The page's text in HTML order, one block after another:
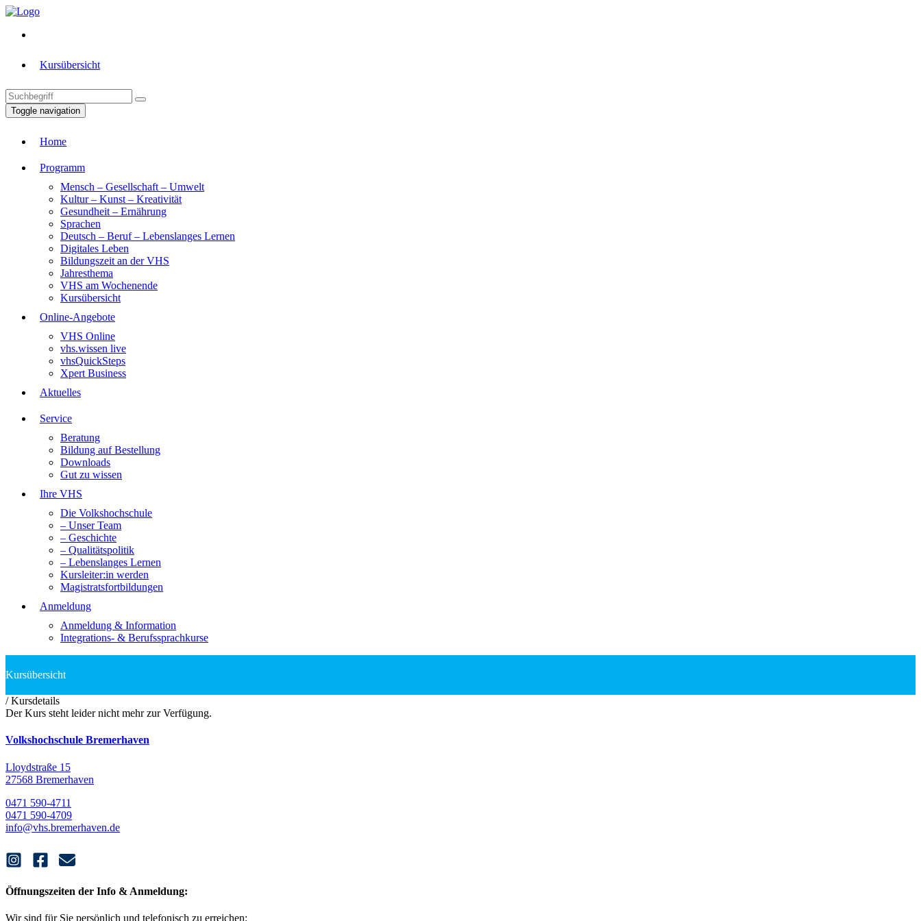
Kursübersicht
Toggle navigation
Home
Programm
Mensch – Gesellschaft – Umwelt
Kultur – Kunst – Kreativität
Gesundheit – Ernährung
Sprachen
Deutsch – Beruf – Lebenslanges Lernen
Digitales Leben
Bildungszeit an der VHS
Jahresthema
VHS am Wochenende
Kursübersicht
Online-Angebote
VHS Online
vhs.wissen live
vhsQuickSteps
Xpert Business
Aktuelles
Service
Beratung
Bildung auf Bestellung
Downloads
Gut zu wissen
Ihre VHS
Die Volkshochschule
– Unser Team
– Geschichte
– Qualitätspolitik
– Lebenslanges Lernen
Kursleiter:in werden
Magistratsfortbildungen
Anmeldung
Anmeldung & Information
Integrations- & Berufssprachkurse
/Kursdetails
Der Kurs steht leider nicht mehr zur Verfügung.
Volkshochschule Bremerhaven
Lloydstraße 15
27568 Bremerhaven
0471 590-4711
0471 590-4709
info@vhs.bremerhaven.de
Öffnungszeiten der Info & Anmeldung:
Wir sind für Sie persönlich und telefonisch zu erreichen: